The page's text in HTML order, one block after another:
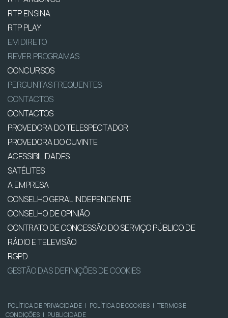
RTP ENSINA
RTP PLAY
EM DIRETO
REVER PROGRAMAS
CONCURSOS
PERGUNTAS FREQUENTES
CONTACTOS
CONTACTOS
PROVEDORA DO TELESPECTADOR
PROVEDORA DO OUVINTE
ACESSIBILIDADES
SATÉLITES
A EMPRESA
CONSELHO GERAL INDEPENDENTE
CONSELHO DE OPINIÃO
CONTRATO DE CONCESSÃO DO SERVIÇO PÚBLICO DE
RÁDIO E TELEVISÃO
RGPD
GESTÃO DAS DEFINIÇÕES DE COOKIES
POLÍTICA DE PRIVACIDADE | POLÍTICA DE COOKIES | TERMOS E
CONDIÇÕES | PUBLICIDADE